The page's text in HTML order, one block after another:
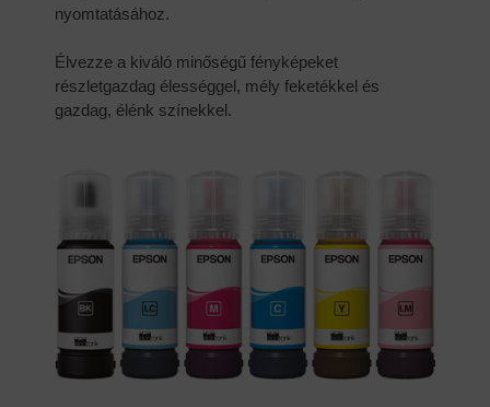
nyomtatásához.
Élvezze a kiváló minőségű fényképeket
részletgazdag élességgel, mély feketékkel és
gazdag, élénk színekkel.